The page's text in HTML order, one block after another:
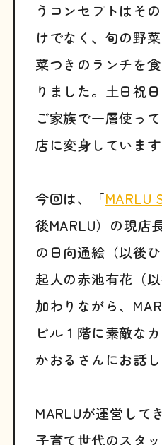
うコンセプトはそ
けでなく、旬の野
菜つきのランチを
りました。土日祝
ご家族で一層使っ
店に変身しています
今回は、「MARLU
後MARLU）の現店
の日向通絵（以後
起人の赤池有花（
加わりながら、
ビル１階に素敵な
かおるさんにお話
MARLUが運営して
子育て世代のスタ